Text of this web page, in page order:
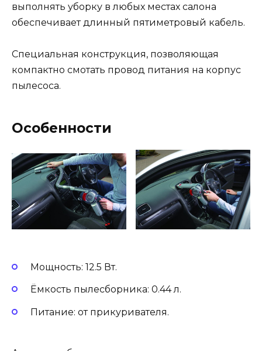
выполнять уборку в любых местах салона
обеспечивает длинный пятиметровый кабель.
Специальная конструкция, позволяющая
компактно смотать провод питания на корпус
пылесоса.
Особенности
Мощность: 12.5 Вт.
Ёмкость пылесборника: 0.44 л.
Питание: от прикуривателя.